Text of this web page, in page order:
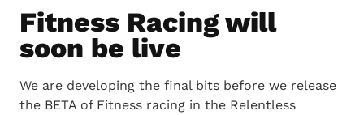
Fitness Racing will
soon be live
We are developing the final bits before we release
the BETA of Fitness racing in the Relentless